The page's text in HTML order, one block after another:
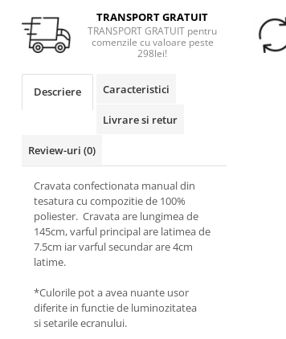
TRANSPORT GRATUIT
TRANSPORT GRATUIT pentru
comenzile cu valoare peste
298lei!
Descriere Caracteristici
Livrare si retur
Review-uri (0)
Cravata confectionata manual din
tesatura cu compozitie de 100%
poliester. Cravata are lungimea de
145cm, varful principal are latimea de
7.5cm iar varful secundar are 4cm
latime.
*Culorile pot a avea nuante usor
diferite in functie de luminozitatea
si setarile ecranului.